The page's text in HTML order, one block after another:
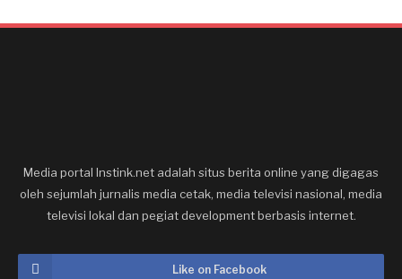
Media portal Instink.net adalah situs berita online yang digagas
oleh sejumlah jurnalis media cetak, media televisi nasional, media
televisi lokal dan pegiat development berbasis internet.
Like on Facebook